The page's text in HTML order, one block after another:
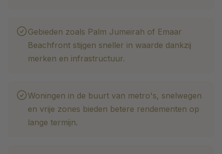
Gebieden zoals Palm Jumeirah of Emaar
Beachfront stijgen sneller in waarde dankzij
merken en infrastructuur.
Woningen in de buurt van metro's, snelwegen
en vrije zones bieden betere rendementen op
lange termijn.